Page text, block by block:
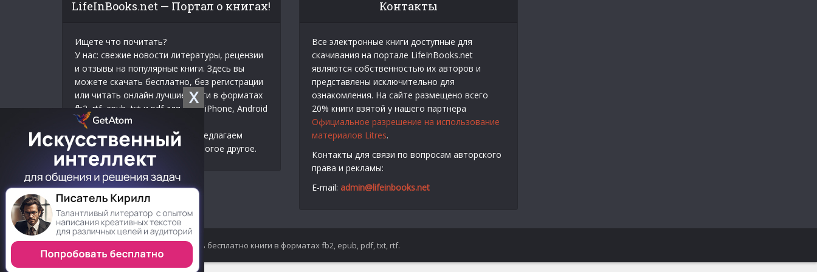
LifeInBooks.net — Портал о книгах!
Ищете что почитать?
У нас: свежие новости литературы, рецензии
и отзывы на популярные книги. Здесь вы
можете скачать бесплатно, без регистрации
или читать онлайн лучшие книги в форматах
fb2, rtf, epub, txt и pdf для iPad, iPhone, Android
и Kindle.
Начинающим писателям мы предлагаем
статьи, учебники, советы, и многое другое.
Контакты
Все электронные книги доступные для
скачивания на портале LifeInBooks.net
являются собственностью их авторов и
представлены исключительно для
ознакомления. На сайте размещено всего
20% книги взятой у нашего партнера
Официальное разрешение на использование
материалов Litres.
Контакты для связи по вопросам авторского
права и рекламы:
E-mail: admin@lifeinbooks.net
© 2012-2024 LifeInBooks.net - Скачать бесплатно книги в форматах fb2, epub, pdf, txt, rtf.
X